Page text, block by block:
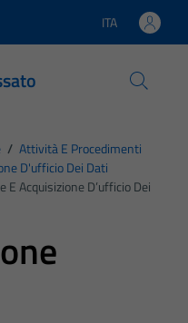
Lingua attiva:
ITA
/ Attività E Procedimenti
D'ufficio Dei Dati
Acquisizione D’ufficio Dei